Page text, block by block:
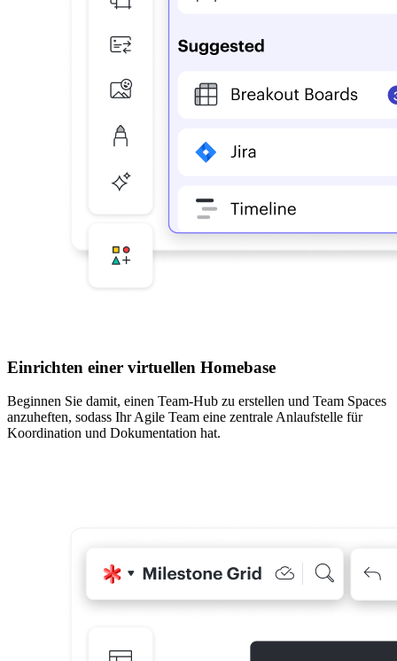
Einrichten einer virtuellen Homebase
Beginnen Sie damit, einen Team-Hub zu erstellen und Team Spaces
anzuheften, sodass Ihr Agile Team eine zentrale Anlaufstelle für
Koordination und Dokumentation hat.